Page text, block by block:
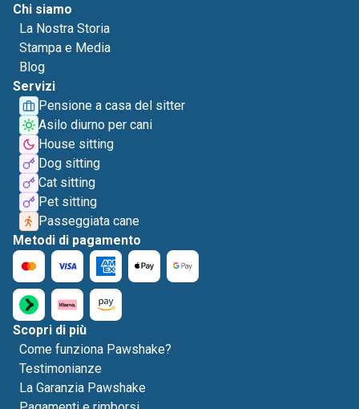
Chi siamo
La Nostra Storia
Stampa e Media
Blog
Servizi
Pensione a casa del sitter
Asilo diurno per cani
House sitting
Dog sitting
Cat sitting
Pet sitting
Passeggiata cane
Metodi di pagamento
Scopri di più
Come funziona Pawshake?
Testimonianze
La Garanzia Pawshake